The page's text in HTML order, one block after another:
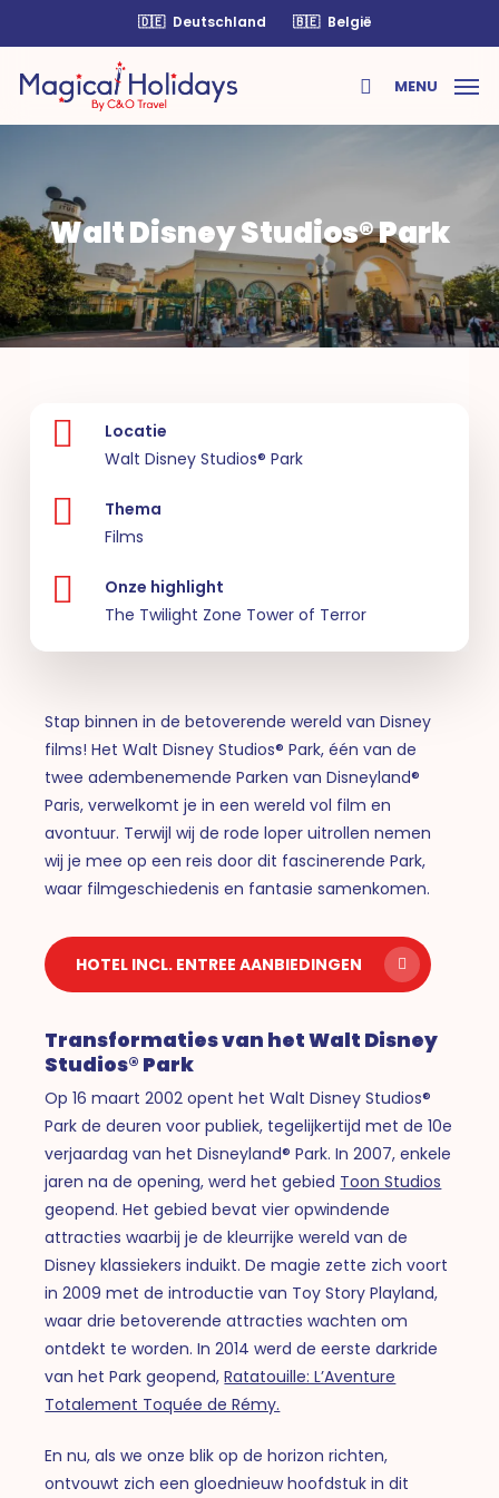
main
content
🇩🇪 Deutschland 🇧🇪 België
search
MENU
Walt Disney Studios® Park
Locatie
Walt Disney Studios® Park
Thema
Films
Onze highlight
The Twilight Zone Tower of Terror
Stap binnen in de betoverende wereld van Disney
films! Het Walt Disney Studios® Park, één van de
twee adembenemende Parken van Disneyland®
Paris, verwelkomt je in een wereld vol film en
avontuur. Terwijl wij de rode loper uitrollen nemen
wij je mee op een reis door dit fascinerende Park,
waar filmgeschiedenis en fantasie samenkomen.
HOTEL INCL. ENTREE AANBIEDINGEN
Transformaties van het Walt Disney
Studios® Park
Op 16 maart 2002 opent het Walt Disney Studios®
Park de deuren voor publiek, tegelijkertijd met de 10e
verjaardag van het Disneyland® Park. In 2007, enkele
jaren na de opening, werd het gebied Toon Studios
geopend. Het gebied bevat vier opwindende
attracties waarbij je de kleurrijke wereld van de
Disney klassiekers induikt. De magie zette zich voort
in 2009 met de introductie van Toy Story Playland,
waar drie betoverende attracties wachten om
ontdekt te worden. In 2014 werd de eerste darkride
van het Park geopend,Ratatouille: L’Aventure
Totalement Toquée de Rémy.
En nu, als we onze blik op de horizon richten,
ontvouwt zich een gloednieuw hoofdstuk in dit